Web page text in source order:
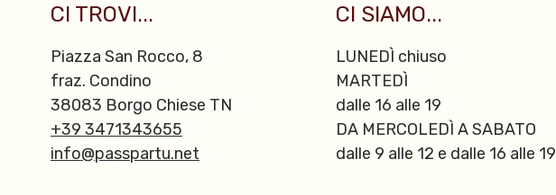
CI TROVI...
Piazza San Rocco, 8
fraz. Condino
38083 Borgo Chiese TN
+39 3471343655
info@passpartu.net
CI SIAMO...
LUNEDÌ chiuso
MARTEDÌ
dalle 16 alle 19
DA MERCOLEDÌ A SABATO
dalle 9 alle 12 e dalle 16 alle 19